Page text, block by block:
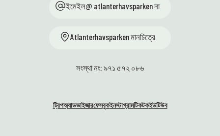
ইমেইল@ atlanterhavsparken না
Atlanterhavsparken মানচিত্রে
সংস্থা নং: ৯৭১ ৫৭২ ০৮৬
ট্রিপঅ্যাডভাইজারফেসবুকইনস্টাগ্রামটিকটকইউটিউব